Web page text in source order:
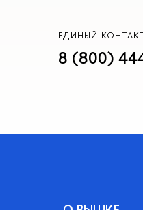
ЕДИНЫЙ
8 (800)